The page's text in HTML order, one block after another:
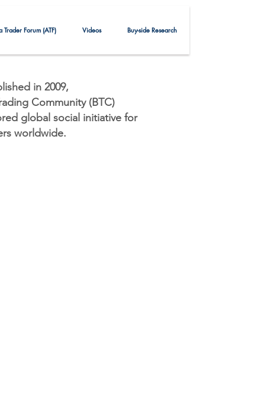
Trader Forum (ATF) Videos Buy-side Research
in 2009,
Community (BTC)
global social initiative for
worldwide.